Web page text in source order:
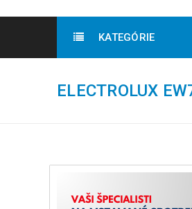
KATEGÓRIE
ELECTROLUX